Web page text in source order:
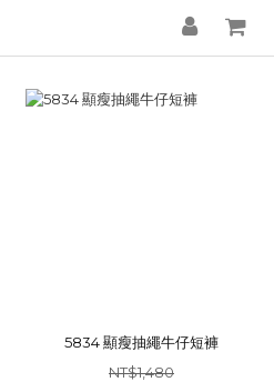
5834 顯瘦抽繩牛仔短褲
NT$1,480